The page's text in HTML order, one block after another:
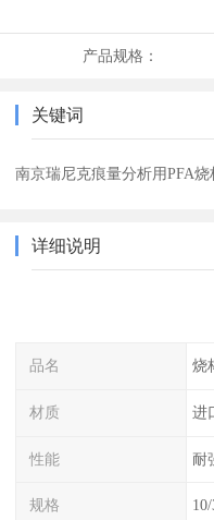
产品规格：
关键词
南京瑞尼克痕量分析用PFA
详细说明
品名 烧
材质 进
性能 耐
规格